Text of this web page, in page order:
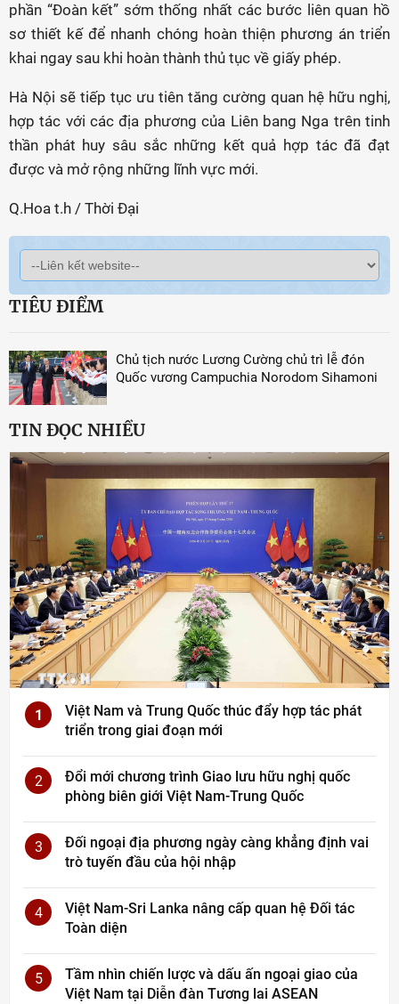
phần “Đoàn kết” sớm thống nhất các bước liên quan hồ
sơ thiết kế để nhanh chóng hoàn thiện phương án triển
khai ngay sau khi hoàn thành thủ tục về giấy phép.
Hà Nội sẽ tiếp tục ưu tiên tăng cường quan hệ hữu nghị,
hợp tác với các địa phương của Liên bang Nga trên tinh
thần phát huy sâu sắc những kết quả hợp tác đã đạt
được và mở rộng những lĩnh vực mới.
Q.Hoa t.h / Thời Đại
TIÊU ĐIỂM
Chủ tịch nước Lương Cường chủ trì lễ đón
Quốc vương Campuchia Norodom Sihamoni
TIN ĐỌC NHIỀU
1
Việt Nam và Trung Quốc thúc đẩy hợp tác phát
triển trong giai đoạn mới
2
Đổi mới chương trình Giao lưu hữu nghị quốc
phòng biên giới Việt Nam-Trung Quốc
3
Đối ngoại địa phương ngày càng khẳng định vai
trò tuyến đầu của hội nhập
4
Việt Nam-Sri Lanka nâng cấp quan hệ Đối tác
Toàn diện
5
Tầm nhìn chiến lược và dấu ấn ngoại giao của
Việt Nam tại Diễn đàn Tương lai ASEAN